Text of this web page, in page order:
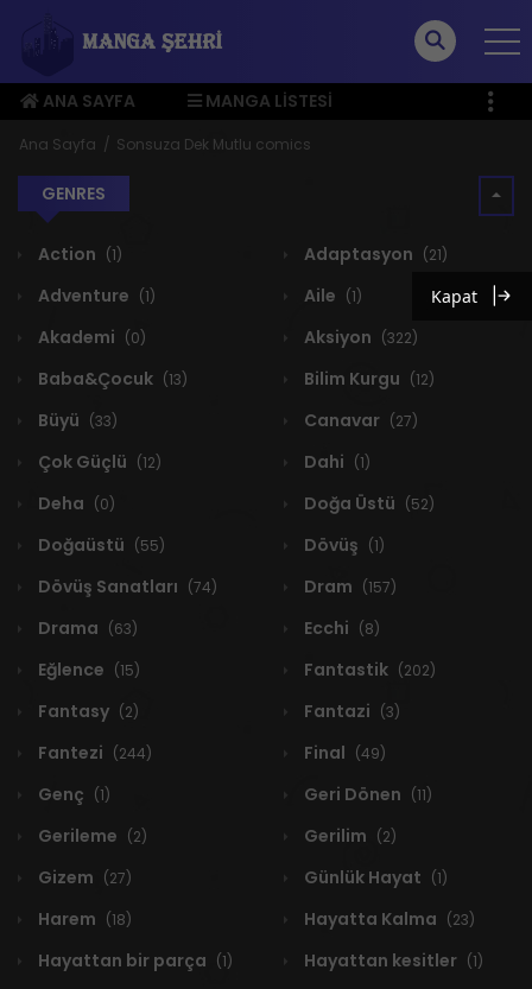
ANA SAYFA
MANGA LISTESI
ÜYE MENÜSÜ
Ana Sayfa Sonsuza Dek Mutlu comics
GENRES
Action (1) Adaptasyon (21)
Adventure (1) Aile (1)
Akademi (0) Aksiyon (322)
Baba&Çocuk (13) Bilim Kurgu (12)
Büyü (33) Canavar (27)
Çok Güçlü (12) Dahi (1)
Deha (0) Doğa Üstü (52)
Doğaüstü (55) Dövüş (1)
Dövüş Sanatları (74) Dram (157)
Drama (63) Ecchi (8)
Eğlence (15) Fantastik (202)
Fantasy (2) Fantazi (3)
Fantezi (244) Final (49)
Genç (1) Geri Dönen (11)
Gerileme (2) Gerilim (2)
Gizem (27) Günlük Hayat (1)
Harem (18) Hayatta Kalma (23)
Hayattan bir parça (1) Hayattan kesitler (1)
Kapat